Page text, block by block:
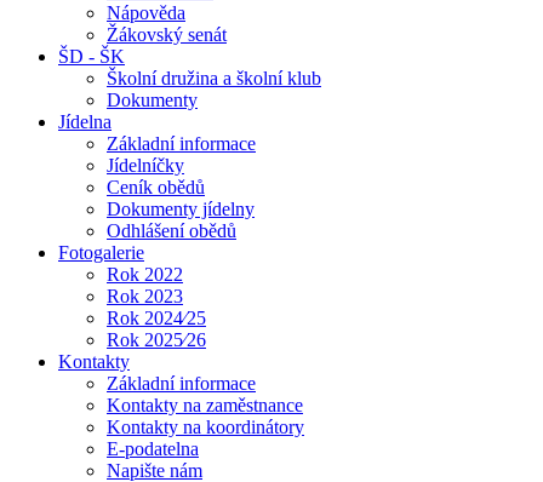
Nápověda
Žákovský senát
ŠD - ŠK
Školní družina a školní klub
Dokumenty
Jídelna
Základní informace
Jídelníčky
Ceník obědů
Dokumenty jídelny
Odhlášení obědů
Fotogalerie
Rok 2022
Rok 2023
Rok 2024⁄25
Rok 2025⁄26
Kontakty
Základní informace
Kontakty na zaměstnance
Kontakty na koordinátory
E-podatelna
Napište nám